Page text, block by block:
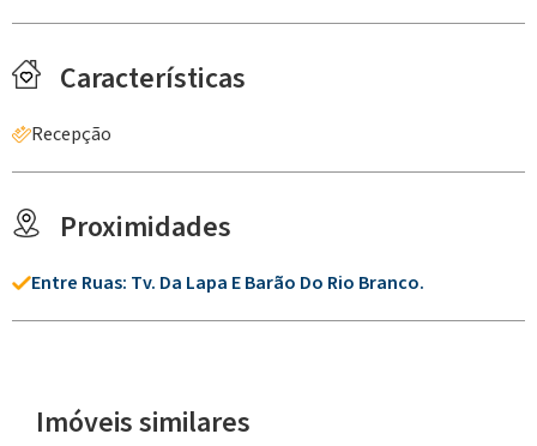
Características
Recepção
Proximidades
Entre Ruas: Tv. Da Lapa E Barão Do Rio Branco.
Imóveis similares